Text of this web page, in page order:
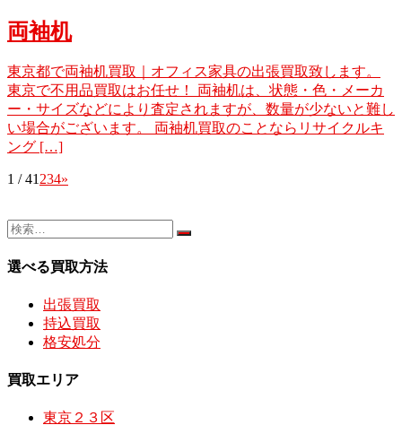
両袖机
東京都で両袖机買取｜オフィス家具の出張買取致します。
東京で不用品買取はお任せ！ 両袖机は、状態・色・メーカ
ー・サイズなどにより査定されますが、数量が少ないと難し
い場合がございます。 両袖机買取のことならリサイクルキ
ング […]
1 / 41234»
選べる買取方法
出張買取
持込買取
格安処分
買取エリア
東京２３区